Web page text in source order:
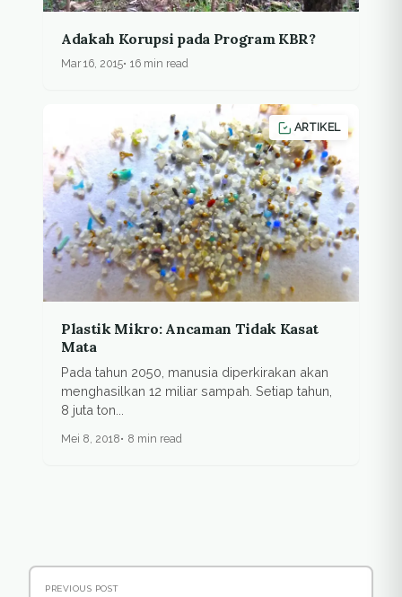
Adakah Korupsi pada Program KBR?
Mar 16, 2015 16 min read
ARTIKEL
Plastik Mikro: Ancaman Tidak Kasat
Mata
Pada tahun 2050, manusia diperkirakan akan
menghasilkan 12 miliar sampah. Setiap tahun,
8 juta ton...
Mei 8, 2018 8 min read
PREVIOUS POST